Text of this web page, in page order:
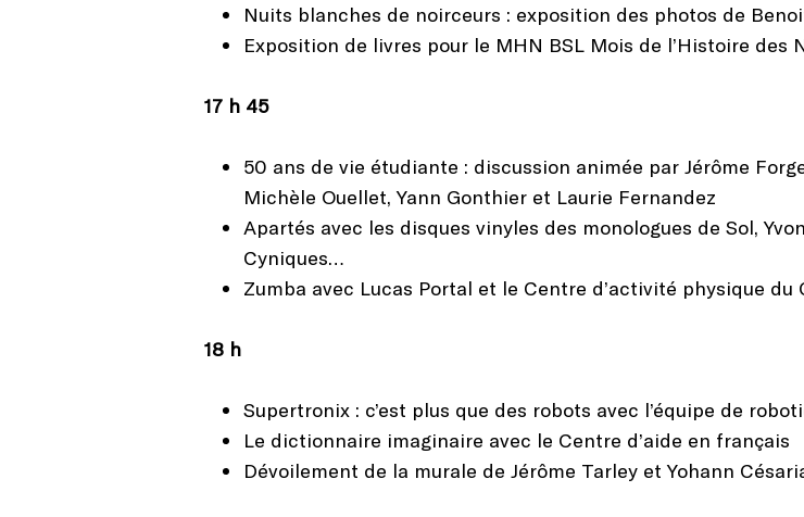
Nuits blanches de noirceurs : exposition des photos de
Exposition de livres pour le MHN BSL Mois de l’Histoire des
17 h 45
50 ans de vie étudiante : discussion animée par Jérôme
Michèle Ouellet, Yann Gonthier et Laurie Fernandez
Apartés avec les disques vinyles des monologues de Sol,
Cyniques…
Zumba avec Lucas Portal et le Centre d’activité physique du
18 h
Supertronix : c’est plus que des robots avec l’équipe de
Le dictionnaire imaginaire avec le Centre d’aide en français
Dévoilement de la murale de Jérôme Tarley et Yohann